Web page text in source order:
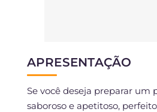
APRESENTAÇÃO
Se você deseja preparar um
saboroso e apetitoso,